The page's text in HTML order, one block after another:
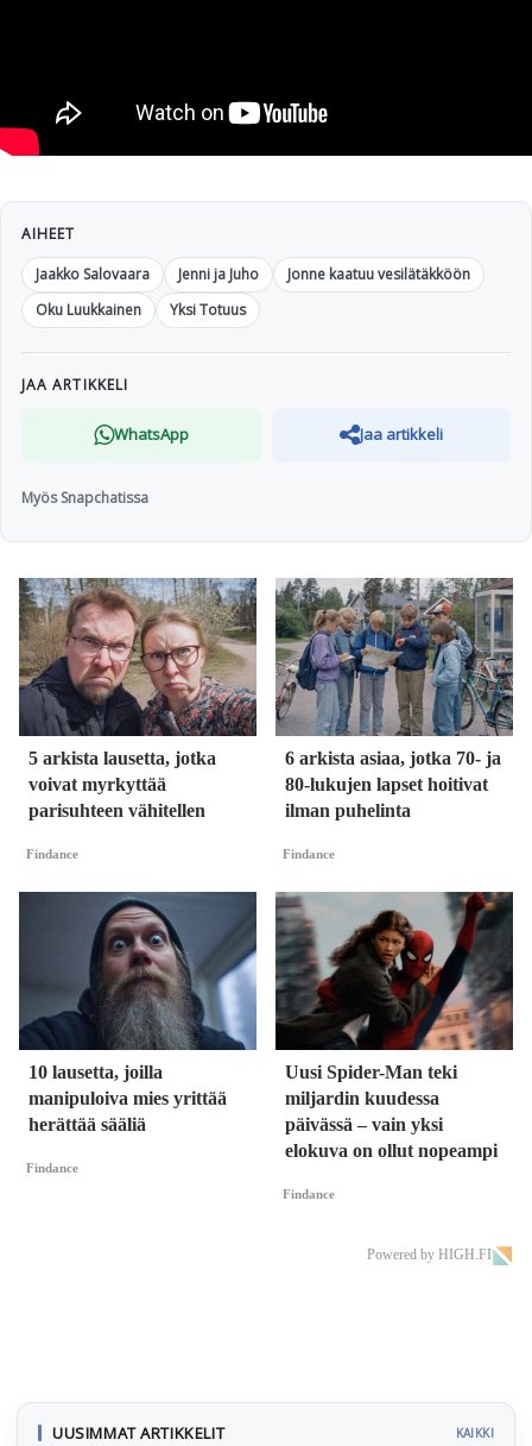
AIHEET
Jaakko Salovaara
Jenni ja Juho
Jonne kaatuu vesilätäkköön
Oku Luukkainen
Yksi Totuus
JAA ARTIKKELI
WhatsApp Jaa artikkeli
Myös Snapchatissa
5 arkista lausetta, jotka
voivat myrkyttää
parisuhteen vähitellen
Findance
6 arkista asiaa, jotka 70- ja
80-lukujen lapset hoitivat
ilman puhelinta
Findance
10 lausetta, joilla
manipuloiva mies yrittää
herättää sääliä
Findance
Uusi Spider-Man teki
miljardin kuudessa
päivässä – vain yksi
elokuva on ollut nopeampi
Findance
Powered by HIGH.FI
UUSIMMAT ARTIKKELIT KAIKKI